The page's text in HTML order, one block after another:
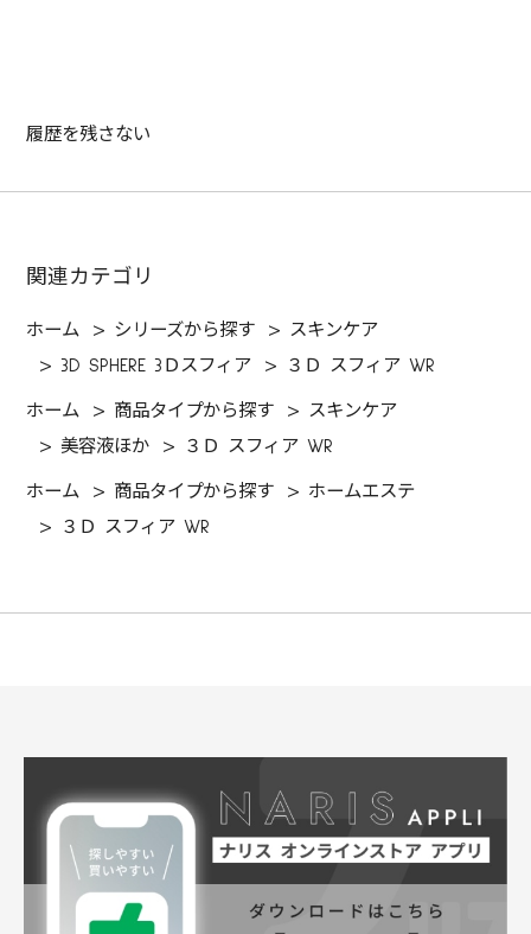
履歴を残さない
関連カテゴリ
ホーム > シリーズから探す > スキンケア
>3D SPHERE 3Ｄスフィア > ３Ｄ スフィア WR
ホーム > 商品タイプから探す > スキンケア
>美容液ほか > ３Ｄ スフィア WR
ホーム > 商品タイプから探す > ホームエステ
>
３Ｄ スフィア WR